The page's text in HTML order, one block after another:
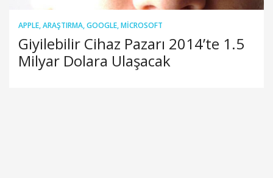
APPLE,ARAŞTIRMA,GOOGLE,MICROSOFT
Giyilebilir Cihaz Pazarı 2014’te 1.5
Milyar Dolara Ulaşacak